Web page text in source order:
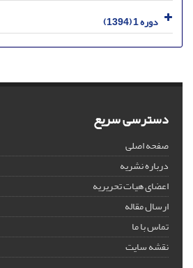
دوره 1 (1394)
دسترسی سریع
صفحه اصلی
درباره نشریه
اعضای هیات تحریریه
ارسال مقاله
تماس با ما
نقشه سایت